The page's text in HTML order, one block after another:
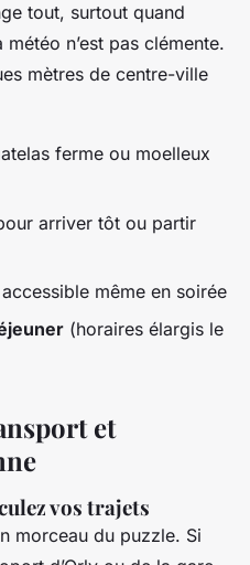
tout, surtout quand
n’est pas clémente.
mètres de centre-ville
ferme ou moelleux
arriver tôt ou partir
même en soirée
(horaires élargis le
et
vos trajets
morceau du puzzle. Si